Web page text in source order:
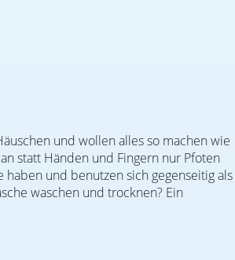
und wollen alles so machen wie
statt Händen und Fingern nur Pfoten
und benutzen sich gegenseitig als
waschen und trocknen? Ein